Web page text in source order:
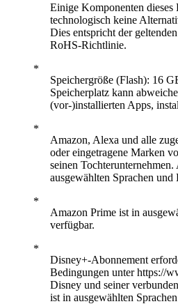
Einige Komponenten dieses
technologisch keine
Dies entspricht der
RoHS-Richtlinie.
Speichergröße (Flash): 16
Speicherplatz kann
(vor-)installierten Apps,
Amazon, Alexa und alle
oder eingetragene Marken
seinen
ausgewählten Sprachen und
Amazon Prime ist in
verfügbar.
Disney+-Abonnement
Bedingungen unter https://
Disney und seiner
ist in ausgewählten